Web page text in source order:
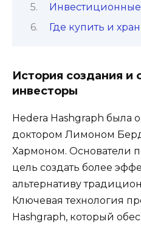
Где купить и
История создания и
инвесторы
Hedera Hashgraph была
доктором Лимоном
Хармоном. Основатели
цель создать более
альтернативу
Ключевая технология
Hashgraph, который